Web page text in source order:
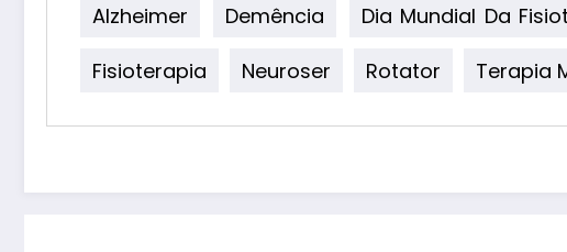
Alzheimer Demência Dia Mundial Da
Fisioterapia
Neuroser Rotator Terapia